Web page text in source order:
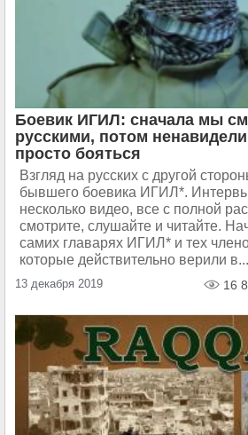
Боевик ИГИЛ: сначала мы
русскими, потом
просто бояться
Взгляд на русских с другой
бывшего боевика ИГИЛ*.
несколько видео, все с полной
смотрите, слушайте и читайте.
самих главарях ИГИЛ* и тех
которые действительно верили в...
13 декабря 2019 16